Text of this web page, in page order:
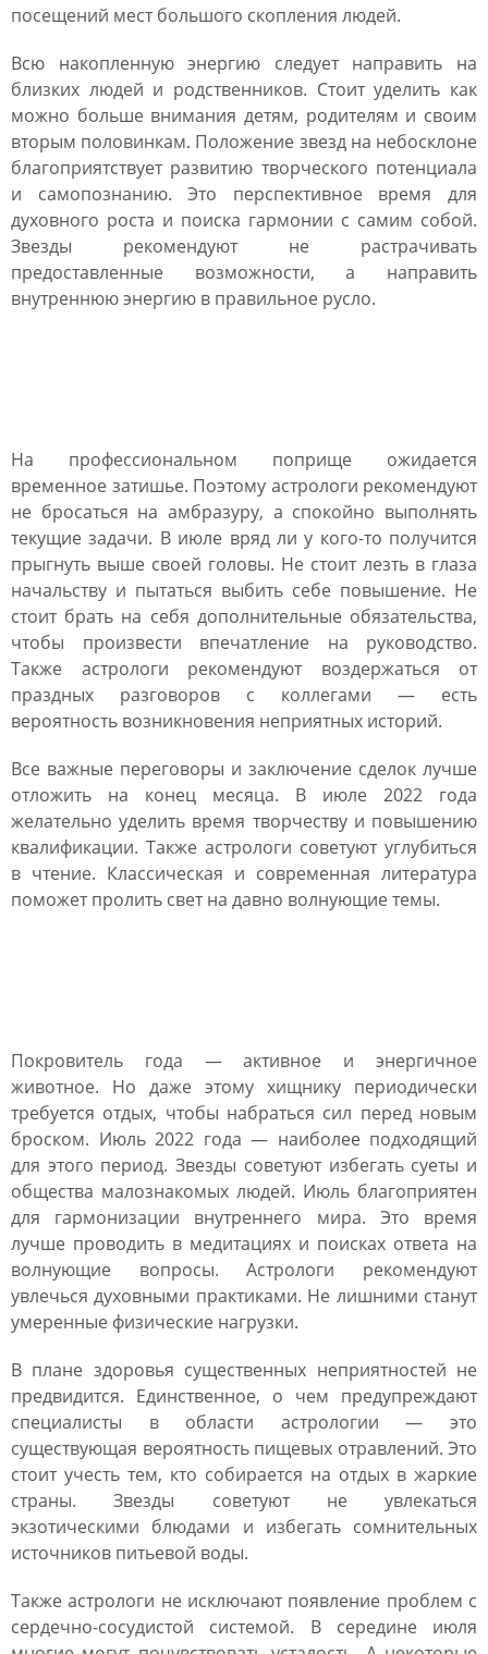
посещений мест большого скопления людей.
Всю накопленную энергию следует направить на
близких людей и родственников. Стоит уделить как
можно больше внимания детям, родителям и своим
вторым половинкам. Положение звезд на небосклоне
благоприятствует развитию творческого потенциала
и самопознанию. Это перспективное время для
духовного роста и поиска гармонии с самим собой.
Звезды рекомендуют не растрачивать
предоставленные возможности, а направить
внутреннюю энергию в правильное русло.
На профессиональном поприще ожидается
временное затишье. Поэтому астрологи рекомендуют
не бросаться на амбразуру, а спокойно выполнять
текущие задачи. В июле вряд ли у кого-то получится
прыгнуть выше своей головы. Не стоит лезть в глаза
начальству и пытаться выбить себе повышение. Не
стоит брать на себя дополнительные обязательства,
чтобы произвести впечатление на руководство.
Также астрологи рекомендуют воздержаться от
праздных разговоров с коллегами ― есть
вероятность возникновения неприятных историй.
Все важные переговоры и заключение сделок лучше
отложить на конец месяца. В июле 2022 года
желательно уделить время творчеству и повышению
квалификации. Также астрологи советуют углубиться
в чтение. Классическая и современная литература
поможет пролить свет на давно волнующие темы.
Покровитель года ― активное и энергичное
животное. Но даже этому хищнику периодически
требуется отдых, чтобы набраться сил перед новым
броском. Июль 2022 года ― наиболее подходящий
для этого период. Звезды советуют избегать суеты и
общества малознакомых людей. Июль благоприятен
для гармонизации внутреннего мира. Это время
лучше проводить в медитациях и поисках ответа на
волнующие вопросы. Астрологи рекомендуют
увлечься духовными практиками. Не лишними станут
умеренные физические нагрузки.
В плане здоровья существенных неприятностей не
предвидится. Единственное, о чем предупреждают
специалисты в области астрологии ― это
существующая вероятность пищевых отравлений. Это
стоит учесть тем, кто собирается на отдых в жаркие
страны. Звезды советуют не увлекаться
экзотическими блюдами и избегать сомнительных
источников питьевой воды.
Также астрологи не исключают появление проблем с
сердечно-сосудистой системой. В середине июля